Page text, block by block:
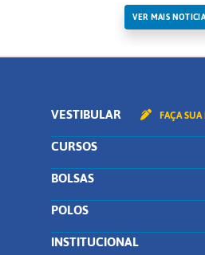
VER MAIS
VESTIBULAR FAÇA
CURSOS
BOLSAS
POLOS
INSTITUCIONAL